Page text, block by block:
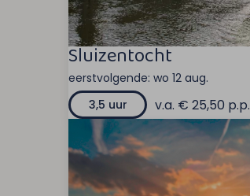
Sluizentocht
eerstvolgende: wo 12 aug.
3,5 uur
v.a. € 25,50 p.p.